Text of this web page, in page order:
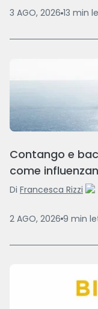
3 AGO, 2026 13 min
Contango e
come
Di Francesca Rizzi
2 AGO, 2026 9 min